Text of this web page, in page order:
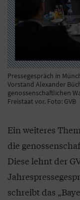
Pressegespräch in
Vorstand Alexander
genossenschaftlichen
Freistaat vor. Foto: GVB
Ein weiteres
die
Diese lehnt der
schreibt das